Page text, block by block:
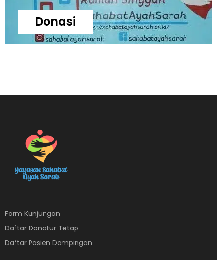
Donasi
Form Kunjungan
Daftar Donatur Tetap
Daftar Pasien Dampingan